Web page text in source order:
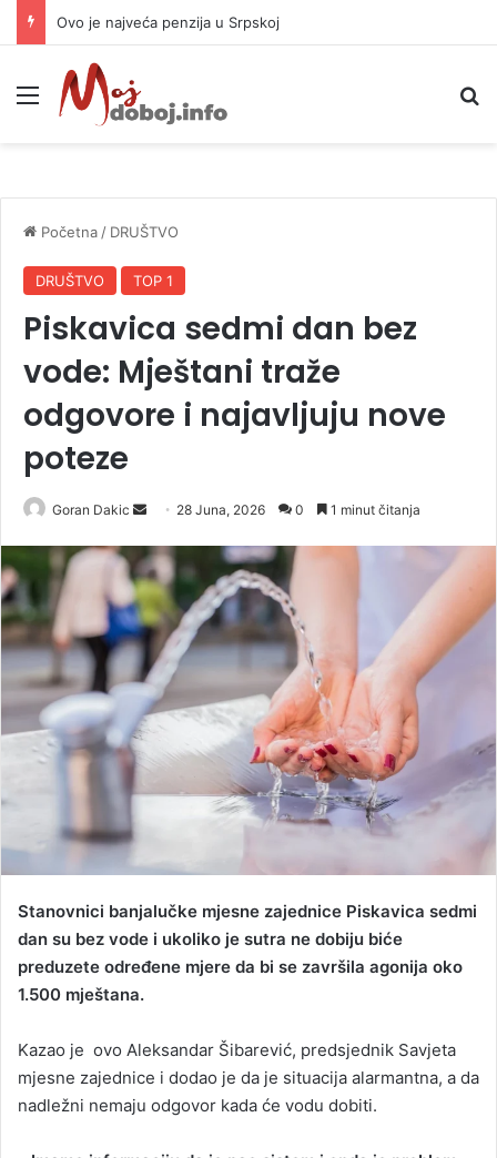
Ovo je najveća penzija u Srpskoj
Meni
Početna / DRUŠTVO
DRUŠTVO TOP 1
Piskavica sedmi dan bez
vode: Mještani traže
odgovore i najavljuju nove
poteze
Goran Dakic
n
d
a
e
m
28 Juna, 2026 0 1 minut čitanja
Stanovnici banjalučke mjesne zajednice Piskavica sedmi
dan su bez vode i ukoliko je sutra ne dobiju biće
preduzete određene mjere da bi se završila agonija oko
1.500 mještana.
Kazao je ovo Aleksandar Šibarević, predsjednik Savjeta
mjesne zajednice i dodao je da je situacija alarmantna, a da
nadležni nemaju odgovor kada će vodu dobiti.